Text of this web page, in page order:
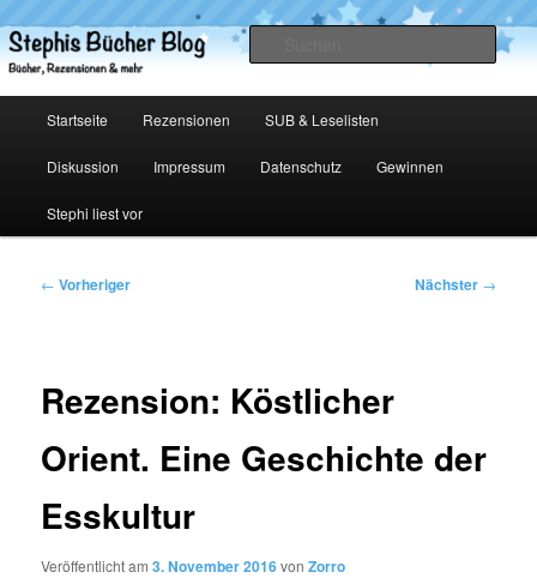
primären
Inhalt
Stephis Bücher Blog
Startseite Rezensionen SUB & Leselisten
Diskussion Impressum Datenschutz Gewinnen
Stephi liest vor
Beitragsnavigation
← Vorheriger Nächster →
Rezension: Köstlicher
Orient. Eine Geschichte der
Esskultur
Veröffentlicht am3. November 2016vonZorro